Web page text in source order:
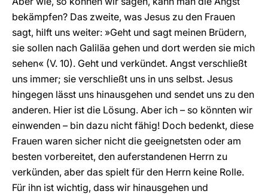
bekämpfen? Das zweite, was Jesus zu den Frauen
sagt, hilft uns weiter: »Geht und sagt meinen Brüdern,
sie sollen nach Galiläa gehen und dort werden sie mich
sehen« (V. 10). Geht und verkündet. Angst verschließt
uns immer; sie verschließt uns in uns selbst. Jesus
hingegen lässt uns hinausgehen und sendet uns zu den
anderen. Hier ist die Lösung. Aber ich – so könnten wir
einwenden – bin dazu nicht fähig! Doch bedenkt, diese
Frauen waren sicher nicht die geeignetsten oder am
besten vorbereitet, den auferstandenen Herrn zu
verkünden, aber das spielt für den Herrn keine Rolle.
Für ihn ist wichtig, dass wir hinausgehen und